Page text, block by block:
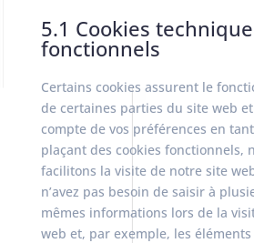
5.1 Cookies
fonctionnels
Certains cookies assurent le
de certaines parties du site web
compte de vos préférences en
plaçant des cookies fonctionnels,
facilitons la visite de notre site
n’avez pas besoin de saisir à
mêmes informations lors de la
web et, par exemple, les